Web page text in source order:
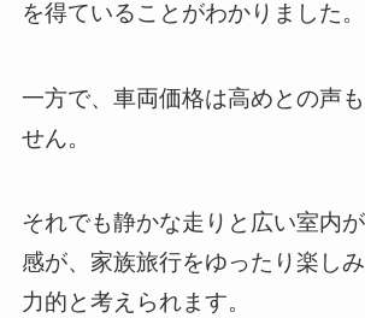
を得ていることがわかりました。
一方で、車両価格は高めとの声
せん。
それでも静かな走りと広い室内
感が、家族旅行をゆったり楽し
力的と考えられます。